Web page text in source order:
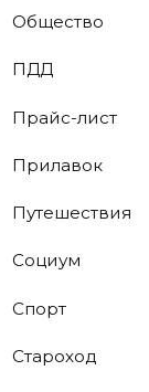
Общество
ПДД
Прайс-лист
Прилавок
Путешествия
Социум
Спорт
Староход